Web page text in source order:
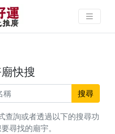
動土廟宇資料 |
與您有緣的信仰
快搜
搜尋
查詢或者透過以下的搜尋功
尋找的廟宇。